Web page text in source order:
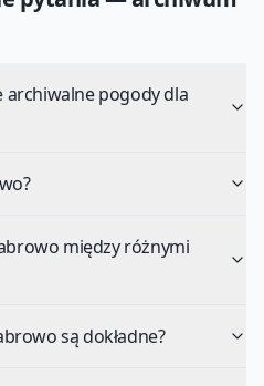
archiwalne pogody dla
między różnymi
są dokładne?